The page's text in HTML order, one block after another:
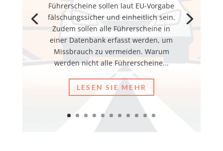
Führerscheine sollen laut EU-Vorgabe
fälschungssicher und einheitlich sein.
Zudem sollen alle Führerscheine in
einer Datenbank erfasst werden, um
Missbrauch zu vermeiden. Warum
werden nicht alle Führerscheine...
LESEN SIE MEHR